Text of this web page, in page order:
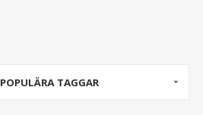
POPULÄRA TAGGAR